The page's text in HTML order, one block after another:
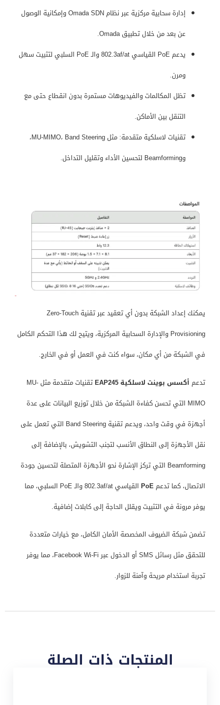
إدارة سحابية مركزية عبر نظام Omada SDN وإمكانية الوصول
عن بعد من خلال تطبيق Omada.
يدعم PoE القياسي 802.3af/at والـ PoE السلبي لتثبيت سهل
ومرن.
تظل المكالمات والفيديوهات مستمرة بدون انقطاع حتى مع
التنقل بين الأماكن.
تقنيات لاسلكية متقدمة: مثل MU-MIMO، Band Steering،
وBeamforming لتحسين الأداء وتقليل التداخل.
يمكنك إعداد الشبكة بدون أي تعقيد عبر تقنية Zero-Touch
Provisioning والإدارة السحابية المركزية، ويتيح لك هذا التحكم الكامل
في الشبكة من أي مكان، سواء كنت في العمل أو في الخارج.
تدعم أكسس بوينت لاسلكية EAP245
تقنيات متقدمة مثل MU-
MIMO التي تحسن كفاءة الشبكة من خلال توزيع البيانات على عدة
أجهزة في وقت واحد، ويدعم تقنية Band Steering التي تعمل على
نقل الأجهزة إلى النطاق الأنسب لتجنب التشويش، بالإضافة إلى
Beamforming التي تركز الإشارة نحو الأجهزة المتصلة لتحسين جودة
الاتصال، كما تدعمPoE
القياسي 802.3af/at والـ PoE السلبي، مما
يوفر مرونة في التثبيت ويقلل الحاجة إلى كابلات إضافية.
تضمن شبكة الضيوف المخصصة الأمان الكامل، مع خيارات متعددة
للتحقق مثل رسائل SMS أو الدخول عبر Facebook Wi-Fi، مما يوفر
تجربة استخدام مريحة وآمنة للزوار.
المنتجات ذات الصلة